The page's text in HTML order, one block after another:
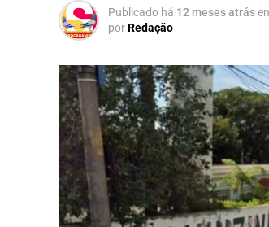
Publicado há 12 meses atrás
porRedação